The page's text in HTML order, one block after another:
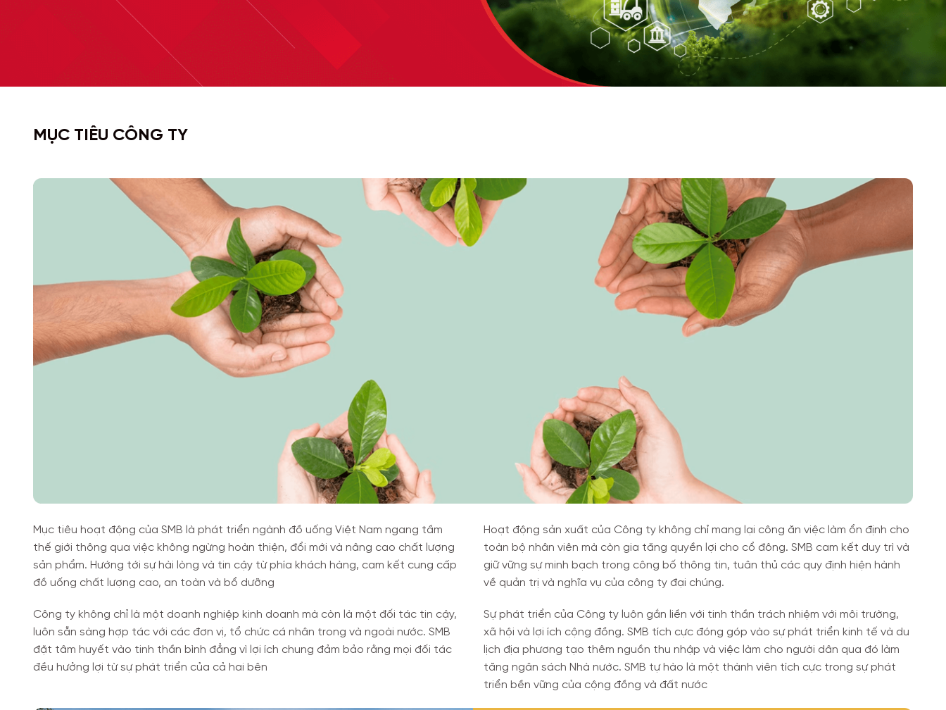
MỤC TIÊU CÔNG TY
Mục tiêu hoạt động của SMB là phát triển ngành đồ uống Việt Nam ngang tầm
thế giới thông qua việc không ngừng hoàn thiện, đổi mới và nâng cao chất lượng
sản phẩm. Hướng tới sự hài lòng và tin cậy từ phía khách hàng, cam kết cung cấp
đồ uống chất lượng cao, an toàn và bổ dưỡng
Công ty không chỉ là một doanh nghiệp kinh doanh mà còn là một đối tác tin cậy,
luôn sẵn sàng hợp tác với các đơn vị, tổ chức cá nhân trong và ngoài nước. SMB
đặt tâm huyết vào tinh thần bình đẳng vì lợi ích chung đảm bảo rằng mọi đối tác
đều hưởng lợi từ sự phát triển của cả hai bên
Hoạt động sản xuất của Công ty không chỉ mang lại công ăn việc làm ổn định cho
toàn bộ nhân viên mà còn gia tăng quyền lợi cho cổ đông. SMB cam kết duy trì và
giữ vững sự minh bạch trong công bố thông tin, tuân thủ các quy định hiện hành
về quản trị và nghĩa vụ của công ty đại chúng.
Sự phát triển của Công ty luôn gắn liền với tinh thần trách nhiệm với môi trường,
xã hội và lợi ích cộng đồng. SMB tích cực đóng góp vào sự phát triển kinh tế và du
lịch địa phương tạo thêm nguồn thu nhập và việc làm cho người dân qua đó làm
tăng ngân sách Nhà nước. SMB tự hào là một thành viên tích cực trong sự phát
triển bền vững của cộng đồng và đất nước